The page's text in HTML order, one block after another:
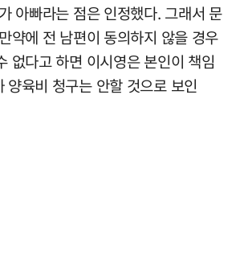
아빠라는 점은 인정했다. 그래서 문
약에 전 남편이 동의하지 않을 경우
없다고 하면 이시영은 본인이 책임
양육비 청구는 안할 것으로 보인